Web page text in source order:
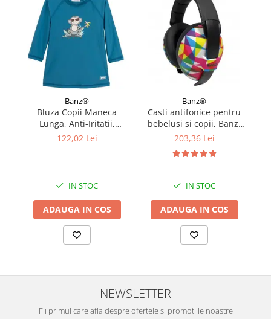
Banz®
Bluza Copii Maneca
Lunga, Anti-Iritatii,
Protectie Soare UPF50+,
122,02 Lei
IN STOC
ADAUGA IN COS
Banz®
Casti antifonice pentru
bebelusi si copii, Banz,
Bubzee, 3-36 luni, Prism
203,36 Lei
IN STOC
ADAUGA IN COS
NEWSLETTER
Fii primul care afla despre ofertele si promotiile noastre